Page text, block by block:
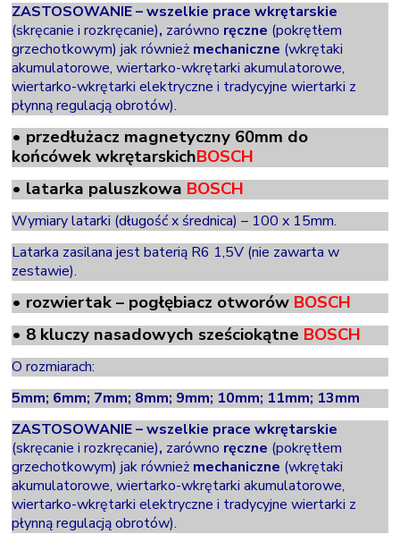
ZASTOSOWANIE – wszelkie pracewkrętarskie
(skręcanie i rozkręcanie), zarówno ręczne (pokrętłem
grzechotkowym) jak również mechaniczne (wkrętaki
akumulatorowe, wiertarko-wkrętarki akumulatorowe,
wiertarko-wkrętarki elektryczne i tradycyjne wiertarki z
płynną regulacją obrotów).
• przedłużacz magnetyczny 60mm do
końcówekwkrętarskichBOSCH
• latarka paluszkowa BOSCH
Wymiary latarki (długość x średnica) – 100 x 15mm.
Latarka zasilana jest baterią R6 1,5V (nie zawarta w
zestawie).
• rozwiertak – pogłębiacz otworów BOSCH
• 8 kluczy nasadowych sześciokątne BOSCH
O rozmiarach:
5mm; 6mm; 7mm; 8mm; 9mm; 10mm; 11mm; 13mm
ZASTOSOWANIE – wszelkie pracewkrętarskie
(skręcanie i rozkręcanie), zarówno ręczne (pokrętłem
grzechotkowym) jak również mechaniczne (wkrętaki
akumulatorowe, wiertarko-wkrętarki akumulatorowe,
wiertarko-wkrętarki elektryczne i tradycyjne wiertarki z
płynną regulacją obrotów).